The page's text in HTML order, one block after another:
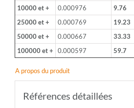
Tol.:
1%
-
Puis.:
1/10W-
S
REEL
-
10000 et +
0.000976
9.76
25000 et +
0.000769
19.23
50000 et +
0.000667
33.33
100000 et +
0.000597 59.7
A propos du produit
Références détaillées